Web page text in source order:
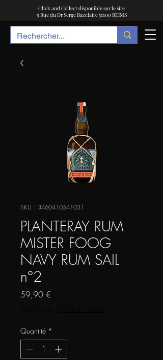
Click and Collect disponible sur le site
9 Rue du Dr Serge Bazelaire 51100 REIMS
SKU : 3460410541031
PLANTERAY RUM
MISTER FOOG
NAVY RUM SAIL
n°2
59,90 €
Quantité *